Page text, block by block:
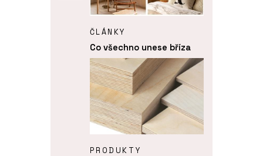
ČLÁNKY
Co všechno unese bříza
PRODUKTY